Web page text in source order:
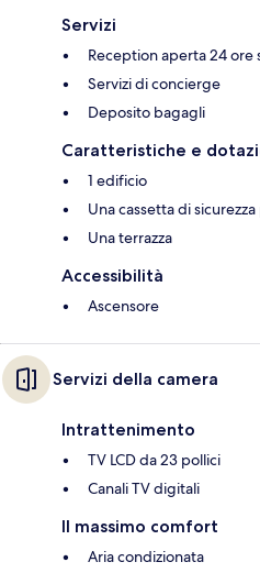
Servizi
Reception aperta 24 ore
Servizi di concierge
Deposito bagagli
Caratteristiche e
1 edificio
Una cassetta di
Una terrazza
Accessibilità
Ascensore
Servizi della camera
Intrattenimento
TV LCD da 23 pollici
Canali TV digitali
Il massimo comfort
Aria condizionata